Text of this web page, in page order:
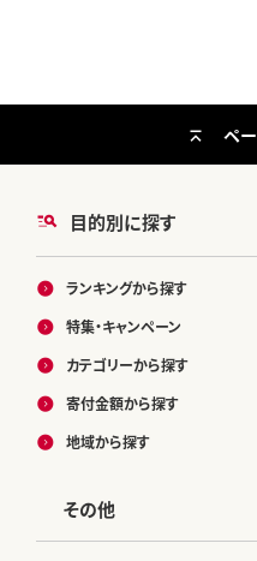
目的別に探す
ランキングから探す
特集・キャンペーン
カテゴリーから探す
寄付金額から探す
地域から探す
その他
ペ